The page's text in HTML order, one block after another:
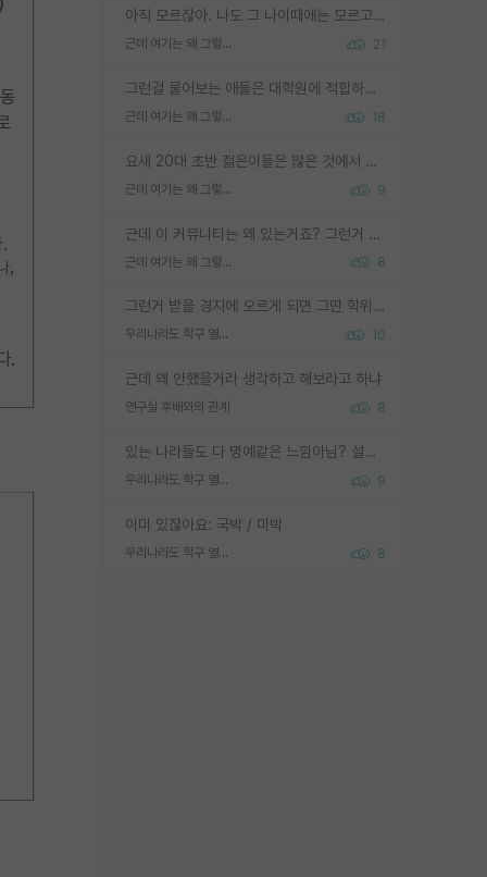
아직 모르잖아. 나도 그 나이때에는 모르고 평가 받고 안심하고 싶었어.
근데 여기는 왜 그렇게 SPK를 물어보는거임? 21
그런걸 물어보는 애들은 대학원에 적합하지 않다
근데 여기는 왜 그렇게 SPK를 물어보는거임? 18
요새 20대 초반 젊은이들은 많은 것에서 가성비를 따지더라고요. 내가 이 정도 인풋을 넣었을 때 그만큼 아웃풋이 나올 것인가? 사실 아웃풋이 인풋 대비 리니어하게 나오지 않는 영역을 시도하기 싫어한다는 느낌입니다.
근데 여기는 왜 그렇게 SPK를 물어보는거임? 9
근데 이 커뮤니티는 왜 있는거죠? 그런거 쉽게 물어볼수있어서 있는거 아닌가요? 그렇게 보기 싫으면 커뮤니티도 하지마시지 그러면
근데 여기는 왜 그렇게 SPK를 물어보는거임? 8
그런거 받을 경지에 오르게 되면 그딴 학위명이 필요없음
우리나라도 학구 열풍보면 Higher Doctorate 학위가 필요하다고 봅니다. 10
근데 왜 안했을거라 생각하고 해보라고 하냐
연구실 후배와의 관계 8
있는 나라들도 다 명예같은 느낌아님? 설마 박사끼리 등급나눠서 학위수여하자 같은 헛소리는 아니지? ㅋㅋ
우리나라도 학구 열풍보면 Higher Doctorate 학위가 필요하다고 봅니다. 9
이미 있잖아요: 국박 / 미박
우리나라도 학구 열풍보면 Higher Doctorate 학위가 필요하다고 봅니다. 8